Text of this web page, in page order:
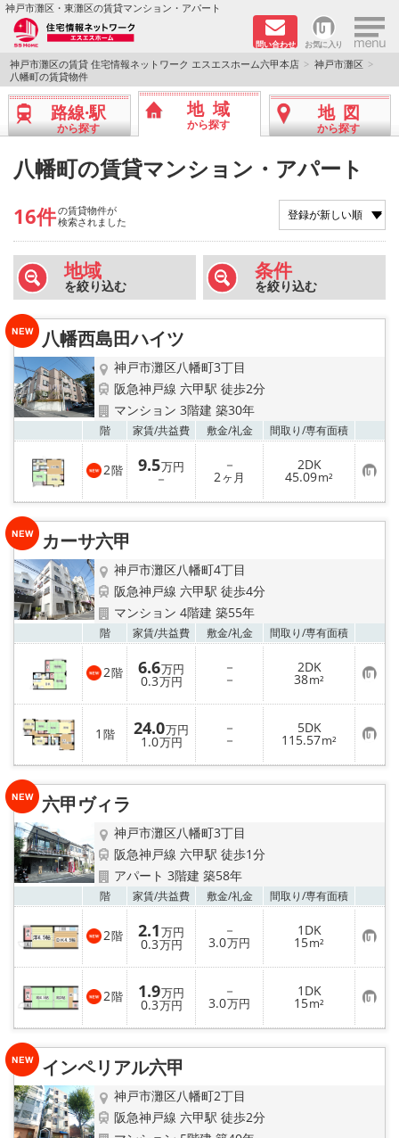
神戸市灘区・東灘区の賃貸マンション・アパート
問い合わせ お気に入り ×
TOPページ
新着物件
ペット飼育可物件
路線·駅から探す
地域から探す
地図から探す
店舗情報·アクセス
会社概要
メールでお問い合わせ
神戸市灘区の賃貸 住宅情報ネットワーク エスエスホーム六甲本店
神戸市灘区
八幡町の賃貸物件
路線·駅
から探す
地域
から探す
地図
から探す
八幡町の賃貸マンション・アパート
16件の賃貸物件が
検索されました
地域
を絞り込む
条件
を絞り込む
八幡西島田ハイツ
神戸市灘区八幡町3丁目
阪急神戸線 六甲駅 徒歩2分
マンション 3階建 築30年
階 家賃/共益費 敷金/礼金 間取り/専有面積
2階 9.5万円
－
－
2ヶ月
2DK
45.09m² お
気
に
り
カーサ六甲
神戸市灘区八幡町4丁目
阪急神戸線 六甲駅 徒歩4分
マンション 4階建 築55年
階 家賃/共益費 敷金/礼金 間取り/専有面積
2階 6.6万円
0.3万円
－
－
2DK
38m² お
気
に
入
り
登
録
1 階 24.0万円
1.0万円
－
－
5DK
115.57m² お
気
に
り
六甲ヴィラ
神戸市灘区八幡町3丁目
阪急神戸線 六甲駅 徒歩1分
アパート 3階建 築58年
階 家賃/共益費 敷金/礼金 間取り/専有面積
2階 2.1万円
0.3万円
－
3.0万円
1DK
15m² お
気
に
入
り
登
録
2階 1.9万円
0.3万円
－
3.0万円
1DK
15m² お
気
に
り
インペリアル六甲
神戸市灘区八幡町2丁目
阪急神戸線 六甲駅 徒歩2分